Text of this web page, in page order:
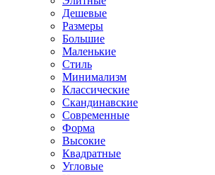
Дешевые
Размеры
Большие
Маленькие
Стиль
Минимализм
Классические
Скандинавские
Современные
Форма
Высокие
Квадратные
Угловые